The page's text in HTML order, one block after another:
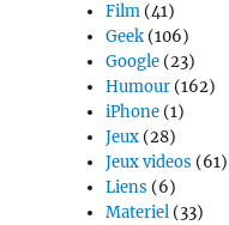
Film (41)
Geek (106)
Google (23)
Humour (162)
iPhone (1)
Jeux (28)
Jeux videos (61)
Liens (6)
Materiel (33)